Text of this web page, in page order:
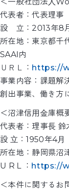
代表者：代表理
設 立：2013年8月
所在地：東京都千
SAAI内
ＵＲＬ： https://
事業内容：課題解
創出事業、働き方
＜沼津信⽤⾦庫概
代表者：理事⻑ 鈴
設 ⽴：1950年4⽉
所在地：静岡県沼
U R L ： https://
＜本件に関するお